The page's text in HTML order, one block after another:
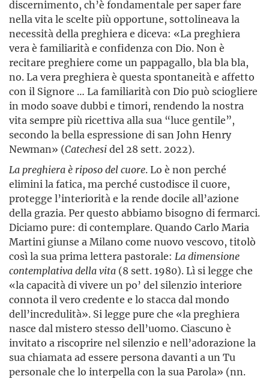
discernimento, ch’è fondamentale per saper fare
nella vita le scelte più opportune, sottolineava la
necessità della preghiera e diceva: «La preghiera
vera è familiarità e confidenza con Dio. Non è
recitare preghiere come un pappagallo, bla bla bla,
no. La vera preghiera è questa spontaneità e affetto
con il Signore … La familiarità con Dio può sciogliere
in modo soave dubbi e timori, rendendo la nostra
vita sempre più ricettiva alla sua “luce gentile”,
secondo la bella espressione di san John Henry
Newman» (Catechesidel 28 sett. 2022).
La preghiera è riposo del cuore. Lo è non perché
elimini la fatica, ma perché custodisce il cuore,
protegge l’interiorità e la rende docile all’azione
della grazia. Per questo abbiamo bisogno di fermarci.
Diciamo pure: di contemplare. Quando Carlo Maria
Martini giunse a Milano come nuovo vescovo, titolò
così la sua prima lettera pastorale: La dimensione
contemplativa della vita (8 sett. 1980). Lì si legge che
«la capacità di vivere un po’ del silenzio interiore
connota il vero credente e lo stacca dal mondo
dell’incredulità». Si legge pure che «la preghiera
nasce dal mistero stesso dell’uomo. Ciascuno è
invitato a riscoprire nel silenzio e nell’adorazione la
sua chiamata ad essere persona davanti a un Tu
personale che lo interpella con la sua Parola» (nn.